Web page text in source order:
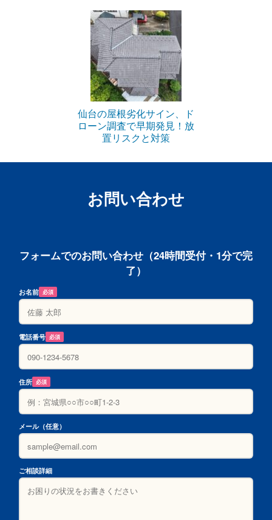
仙台の屋根劣化サイン、ド
ローン調査で早期発見！放
置リスクと対策
お問い合わせ
フォームでのお問い合わせ（24時間受付・1分で完
了）
お名前 必須
電話番号 必須
住所 必須
メール（任意）
ご相談詳細